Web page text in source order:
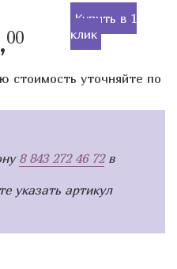
00
Купить в 1
клик
стоимость уточняйте по
8 843 272 46 72в
указать артикул